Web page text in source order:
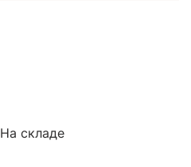
На складе